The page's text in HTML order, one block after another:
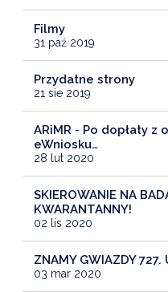
Filmy
31 paź 2019
Przydatne strony
21 sie 2019
ARiMR - Po dopłaty z
eWniosku…
28 lut 2020
SKIEROWANIE NA
KWARANTANNY!
02 lis 2020
ZNAMY GWIAZDY 727.
03 mar 2020